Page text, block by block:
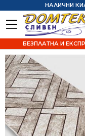
НАЛИЧНИ
БЕЗПЛАТНА И